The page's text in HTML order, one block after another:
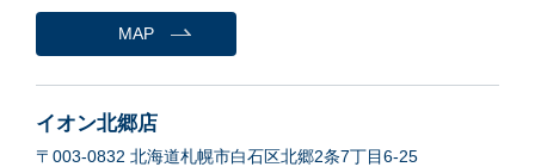
MAP
イオン北郷店
〒003-0832 北海道札幌市白石区北郷2条7丁目6-25